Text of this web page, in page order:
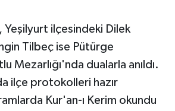
ilçesindeki Dilek
Tilbeç ise Pütürge
Mezarlığı'nda dualarla anıldı.
ilçe protokolleri hazır
Kur'an-ı Kerim okundu